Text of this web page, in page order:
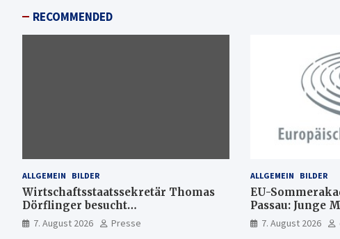
RECOMMENDED
ALLGEMEIN BILDER
Wirtschaftsstaatssekretär Thomas
Dörflinger besucht
Handwerksbetrieb im
Kammerbezirk Freiburg
7. August 2026 Presse
ALLGEMEIN BILDER
EU-
Passau: Junge
Ideen für
7. August 2026